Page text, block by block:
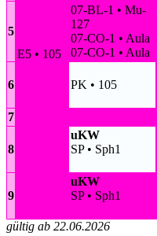
5
E5 • 105
07-BL-1 • Mu-
127
07-CO-1 • Aula
07-CO-1 • Aula
6 PK • 105
7
8
uKW
SP • Sph1
9
uKW
SP • Sph1
gültig ab 22.06.2026